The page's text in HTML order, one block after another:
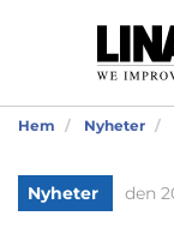
Hem Nyheter
Nyheter den